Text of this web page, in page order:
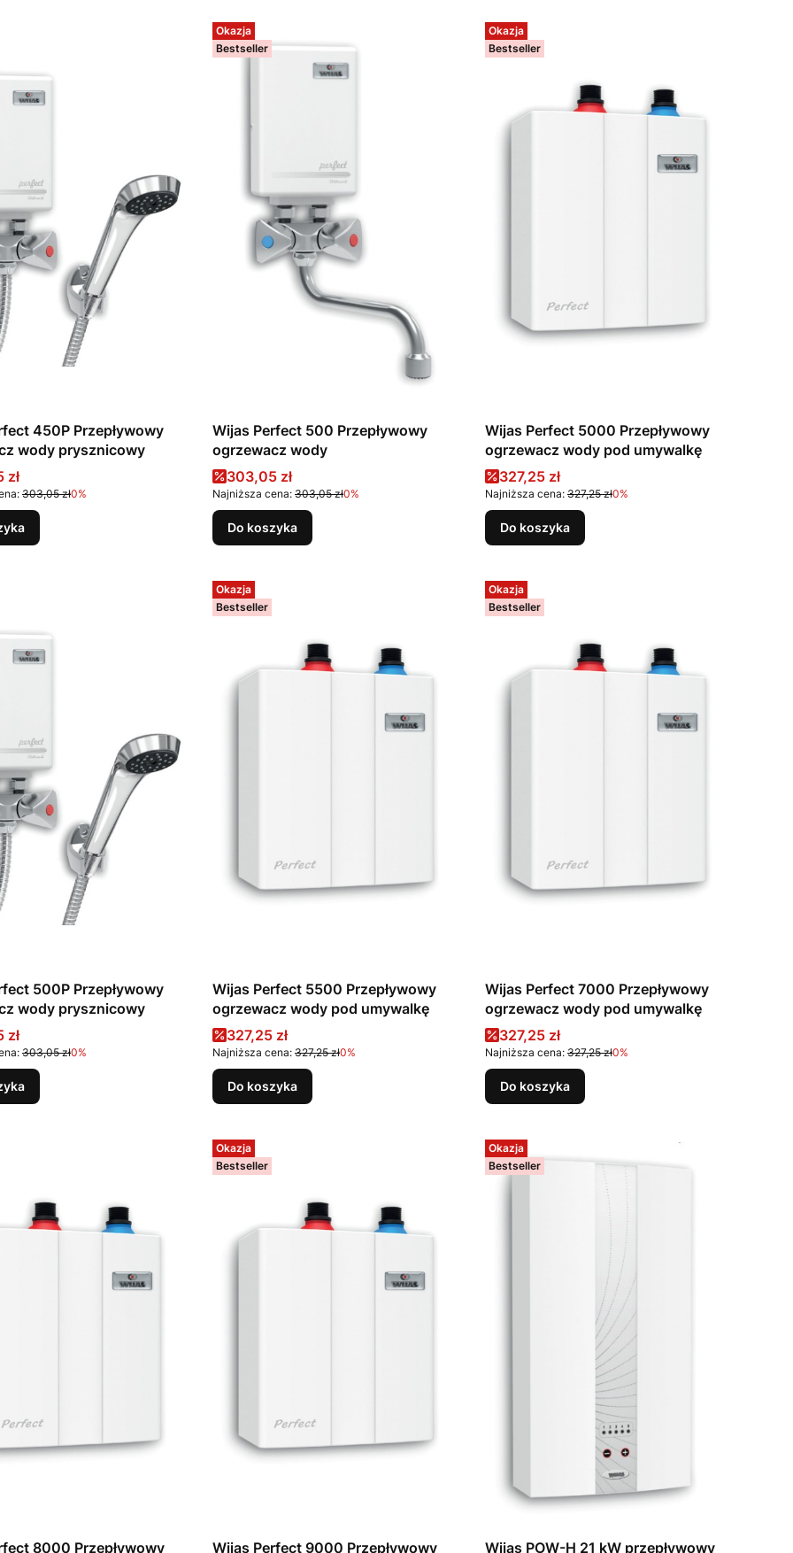
450P Przepływowy
wody prysznicowy
zł
303,05 zł0%
Okazja
Bestseller
Wijas Perfect 500 Przepływowy
ogrzewacz wody
Cena promocyjna
303,05 zł
Najniższa cena: 303,05 zł0%
Do koszyka
Okazja
Bestseller
Wijas Perfect 5000 Przepływowy
ogrzewacz wody pod umywalkę
Cena promocyjna
327,25 zł
Najniższa cena: 327,25 zł0%
Do koszyka
500P Przepływowy
wody prysznicowy
zł
303,05 zł0%
Okazja
Bestseller
Wijas Perfect 5500 Przepływowy
ogrzewacz wody pod umywalkę
Cena promocyjna
327,25 zł
Najniższa cena: 327,25 zł0%
Do koszyka
Okazja
Bestseller
Wijas Perfect 7000 Przepływowy
ogrzewacz wody pod umywalkę
Cena promocyjna
327,25 zł
Najniższa cena: 327,25 zł0%
Do koszyka
8000 Przepływowy
Okazja
Bestseller
Wijas Perfect 9000 Przepływowy
Okazja
Bestseller
Wijas POW-H 21 kW przepływowy